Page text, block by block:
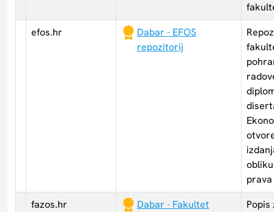
efos.hr
Dabar - EFOS
repozitorij
fazos.hr
Dabar - Fakultet